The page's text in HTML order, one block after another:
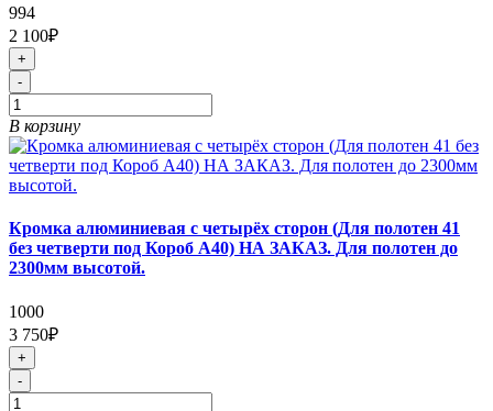
994
2 100₽
+
-
В корзину
Кромка алюминиевая с четырёх сторон (Для полотен 41
без четверти под Короб А40) НА ЗАКАЗ. Для полотен до
2300мм высотой.
1000
3 750₽
+
-